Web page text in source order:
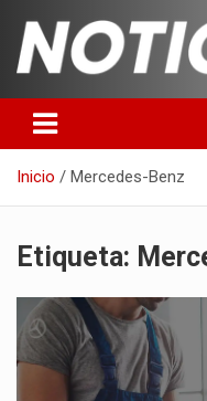
contenido
Noticias en
Inicio Mercedes-Benz
Etiqueta: